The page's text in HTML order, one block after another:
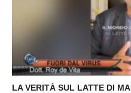
LA VERITÀ SUL LATTE DI